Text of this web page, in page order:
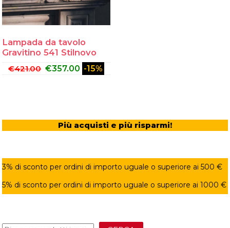
Lampada da tavolo
Gravitino 541 Stilnovo
€421.00 €357.00 -15%
Più acquisti e più risparmi!
3% di sconto per ordini di importo uguale o superiore ai 500 €
5% di sconto per ordini di importo uguale o superiore ai 1000 €